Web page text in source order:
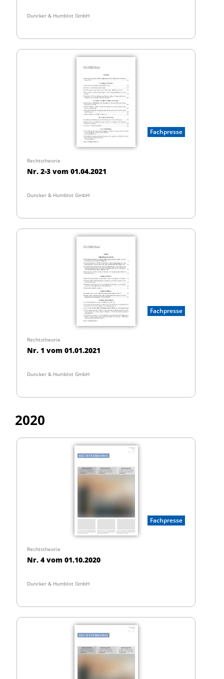
Duncker & Humblot GmbH
Fachpresse
Rechtstheorie
Nr. 2-3 vom 01.04.2021
Duncker & Humblot GmbH
Fachpresse
Rechtstheorie
Nr. 1 vom 01.01.2021
Duncker & Humblot GmbH
2020
Fachpresse
Rechtstheorie
Nr. 4 vom 01.10.2020
Duncker & Humblot GmbH